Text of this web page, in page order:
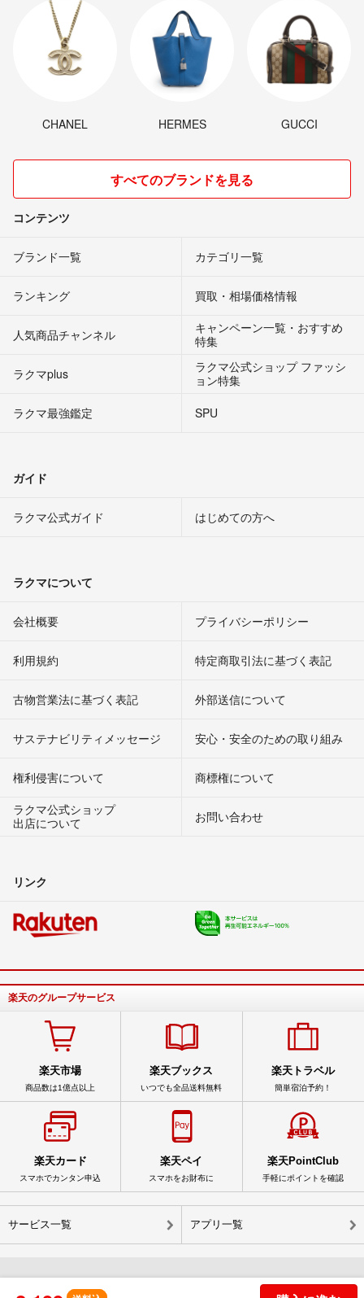
CHANEL HERMES GUCCI
すべてのブランドを見る
コンテンツ
ブランド一覧 カテゴリ一覧
ランキング 買取・相場価格情報
人気商品チャンネル
キャンペーン一覧・おすすめ
特集
ラクマplus
ラクマ公式ショップ ファッシ
ョン特集
ラクマ最強鑑定
SPU
ガイド
ラクマ公式ガイド はじめての方へ
ラクマについて
会社概要 プライバシーポリシー
利用規約 特定商取引法に基づく表記
古物営業法に基づく表記 外部送信について
サステナビリティメッセージ 安心・安全のための取り組み
権利侵害について
商標権について
ラクマ公式ショップ
出店について
お問い合わせ
リンク
楽天のグループサービス
楽天市場
商品数は1億点以上
楽天ブックス
いつでも全品送料無料
楽天トラベル
簡単宿泊予約！
楽天カード
スマホでカンタン申込
楽天ペイ
スマホをお財布に
楽天PointClub
手軽にポイントを確認
サービス一覧 アプリ一覧